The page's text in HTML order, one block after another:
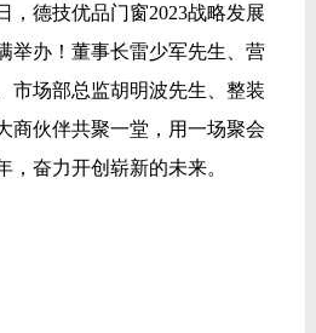
，德技优品门窗2023战略发展
举办！董事长雷少军先生、营
市场部总监胡明波先生、整装
商伙伴共聚一堂，用一场聚会
，奋力开创崭新的未来。